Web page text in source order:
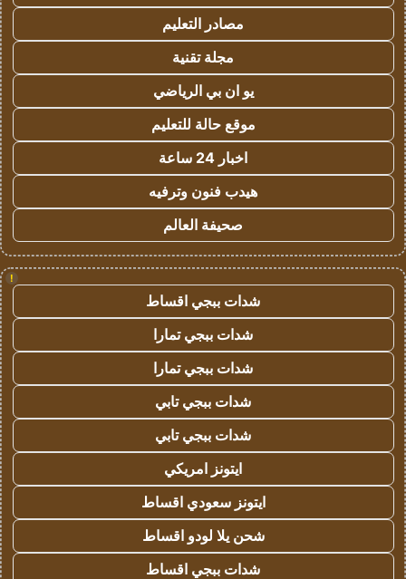
مصادر التعليم
مجلة تقنية
يو ان بي الرياضي
موقع حالة للتعليم
اخبار 24 ساعة
هيدب فنون وترفيه
صحيفة العالم
!
شدات ببجي اقساط
شدات ببجي تمارا
شدات ببجي تمارا
شدات ببجي تابي
شدات ببجي تابي
ايتونز امريكي
ايتونز سعودي اقساط
شحن يلا لودو اقساط
شدات ببجي اقساط